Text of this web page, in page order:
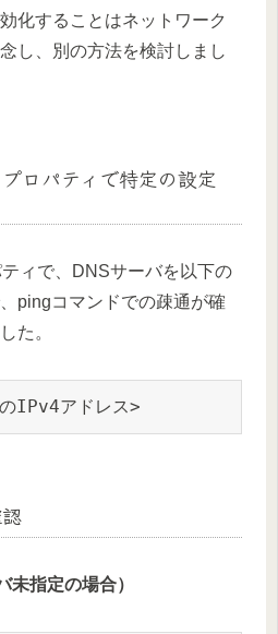
化することはネットワーク
し、別の方法を検討しまし
ロパティで特定の設定
ィで、DNSサーバを以下の
pingコマンドでの疎通が確
た。
IPv4アドレス>
指定の場合）